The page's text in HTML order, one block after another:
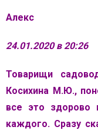
Алекс
24.01.2020 в 20:26
Товарищи
Косихина М.Ю.,
все это здорово
каждого. Сразу